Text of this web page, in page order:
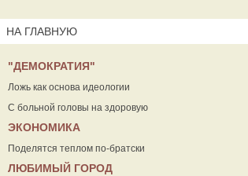
НА ГЛАВНУЮ
"ДЕМОКРАТИЯ"
Ложь как основа идеологии
С больной головы на здоровую
ЭКОНОМИКА
Поделятся теплом по-братски
ЛЮБИМЫЙ ГОРОД